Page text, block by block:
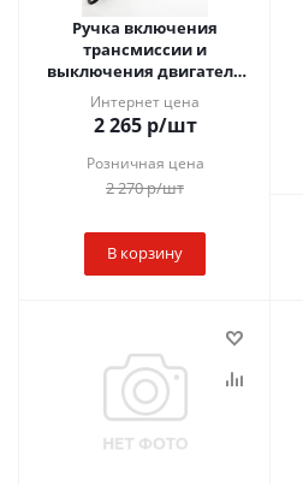
Ручка включения
трансмиссии и
выключения двигателя
РУМ.002.000.000
Интернет цена
2 265р/шт
Розничная цена
2 270р/шт
В корзину